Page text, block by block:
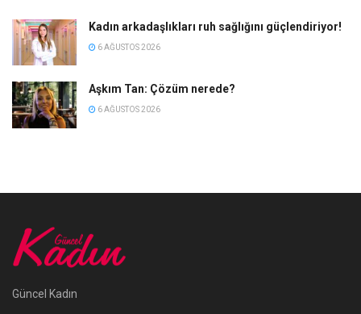
Kadın arkadaşlıkları ruh sağlığını güçlendiriyor!
6 AĞUSTOS 2026
Aşkım Tan: Çözüm nerede?
6 AĞUSTOS 2026
Güncel Kadın